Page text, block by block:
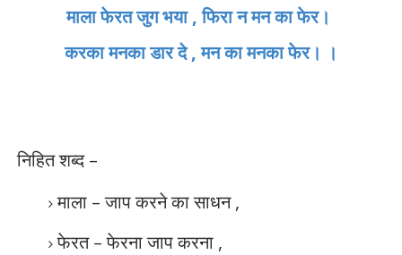
माला फेरत जुग भया,फिरा न मन का फेर।
करका मनका डार दे,मन का मनका फेर। ।
निहित शब्द–
माला –जाप करने का साधन,
फेरत–फेरना जाप करना ,